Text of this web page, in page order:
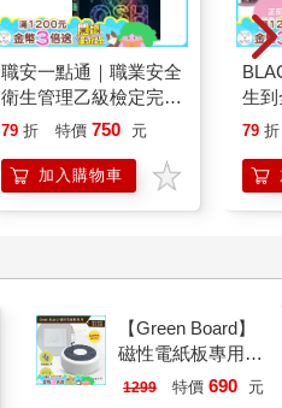
職安一點通｜職業安全
衛生管理乙級檢定完勝
攻略｜2026版(套書)
79 折 特價 750 元
加入購物車
生
世
奇！
79 折
【Green Board】
磁性電紙板專用 -
二合一圓形速擦激
1299 特價 690 元